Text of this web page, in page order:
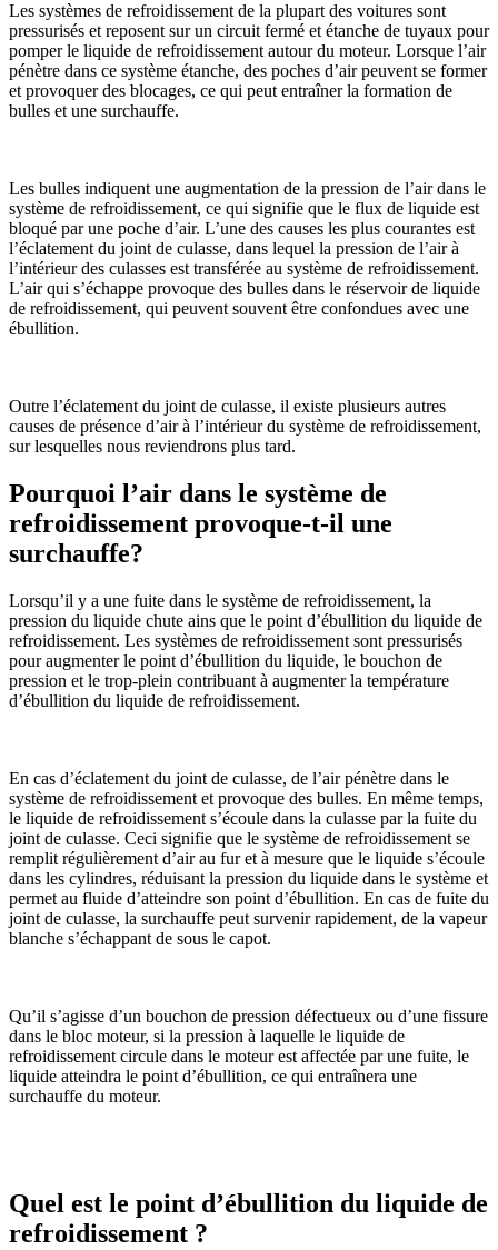
Les systèmes de refroidissement de la plupart des voitures sont
pressurisés et reposent sur un circuit fermé et étanche de tuyaux pour
pomper le liquide de refroidissement autour du moteur. Lorsque l’air
pénètre dans ce système étanche, des poches d’air peuvent se former
et provoquer des blocages, ce qui peut entraîner la formation de
bulles et une surchauffe.
Les bulles indiquent une augmentation de la pression de l’air dans le
système de refroidissement, ce qui signifie que le flux de liquide est
bloqué par une poche d’air. L’une des causes les plus courantes est
l’éclatement du joint de culasse, dans lequel la pression de l’air à
l’intérieur des culasses est transférée au système de refroidissement.
L’air qui s’échappe provoque des bulles dans le réservoir de liquide
de refroidissement, qui peuvent souvent être confondues avec une
ébullition.
Outre l’éclatement du joint de culasse, il existe plusieurs autres
causes de présence d’air à l’intérieur du système de refroidissement,
sur lesquelles nous reviendrons plus tard.
Pourquoi l’air dans le système de
refroidissement provoque-t-il une
surchauffe?
Lorsqu’il y a une fuite dans le système de refroidissement, la
pression du liquide chute ains que le point d’ébullition du liquide de
refroidissement. Les systèmes de refroidissement sont pressurisés
pour augmenter le point d’ébullition du liquide, le bouchon de
pression et le trop-plein contribuant à augmenter la température
d’ébullition du liquide de refroidissement.
En cas d’éclatement du joint de culasse, de l’air pénètre dans le
système de refroidissement et provoque des bulles. En même temps,
le liquide de refroidissement s’écoule dans la culasse par la fuite du
joint de culasse. Ceci signifie que le système de refroidissement se
remplit régulièrement d’air au fur et à mesure que le liquide s’écoule
dans les cylindres, réduisant la pression du liquide dans le système et
permet au fluide d’atteindre son point d’ébullition. En cas de fuite du
joint de culasse, la surchauffe peut survenir rapidement, de la vapeur
blanche s’échappant de sous le capot.
Qu’il s’agisse d’un bouchon de pression défectueux ou d’une fissure
dans le bloc moteur, si la pression à laquelle le liquide de
refroidissement circule dans le moteur est affectée par une fuite, le
liquide atteindra le point d’ébullition, ce qui entraînera une
surchauffe du moteur.
Quel est le point d’ébullition du liquide de
refroidissement ?